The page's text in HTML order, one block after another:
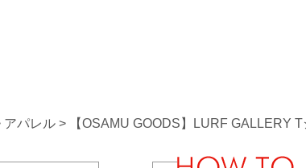
アパレル 【OSAMU GOODS】LURF GALLERY